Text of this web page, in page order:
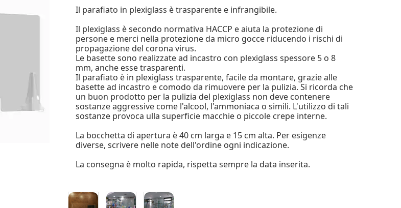
Il parafiato in plexiglass è trasparente e infrangibile.
Il plexiglass è secondo normativa HACCP e aiuta la protezione di
persone e merci nella protezione da micro gocce riducendo i rischi di
propagazione del corona virus.
Le basette sono realizzate ad incastro con plexiglass spessore 5 o 8
mm, anche esse trasparenti.
Il parafiato è in plexiglass trasparente, facile da montare, grazie alle
basette ad incastro e comodo da rimuovere per la pulizia. Si ricorda che
un buon prodotto per la pulizia del plexiglass non deve contenere
sostanze aggressive come l'alcool, l'ammoniaca o simili. L'utilizzo di tali
sostanze provoca ulla superficie macchie o piccole crepe interne.
La bocchetta di apertura è 40 cm larga e 15 cm alta. Per esigenze
diverse, scrivere nelle note dell'ordine ogni indicazione.
La consegna è molto rapida, rispetta sempre la data inserita.